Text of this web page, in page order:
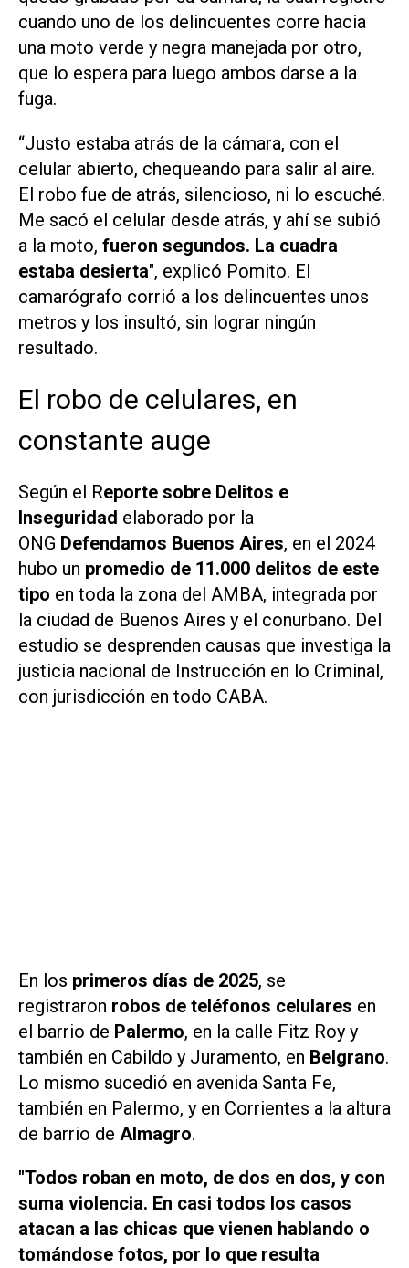
cuando uno de los delincuentes corre hacia
una moto verde y negra manejada por otro,
que lo espera para luego ambos darse a la
fuga.
“Justo estaba atrás de la cámara, con el
celular abierto, chequeando para salir al aire.
El robo fue de atrás, silencioso, ni lo escuché.
Me sacó el celular desde atrás, y ahí se subió
a la moto, fueron segundos. La cuadra
estaba desierta", explicó Pomito. El
camarógrafo corrió a los delincuentes unos
metros y los insultó, sin lograr ningún
resultado.
El robo de celulares, en
constante auge
Según el Reporte sobre Delitos e
Inseguridad elaborado por la
ONG Defendamos Buenos Aires, en el 2024
hubo un promedio de 11.000 delitos de este
tipo en toda la zona del AMBA, integrada por
la ciudad de Buenos Aires y el conurbano. Del
estudio se desprenden causas que investiga la
justicia nacional de Instrucción en lo Criminal,
con jurisdicción en todo CABA.
En los primeros días de 2025, se
registraron robos de teléfonos celulares en
el barrio de Palermo, en la calle Fitz Roy y
también en Cabildo y Juramento, en Belgrano.
Lo mismo sucedió en avenida Santa Fe,
también en Palermo, y en Corrientes a la altura
de barrio de Almagro.
"Todos roban en moto, de dos en dos, y con
suma violencia. En casi todos los casos
atacan a las chicas que vienen hablando o
tomándose fotos, por lo que resulta